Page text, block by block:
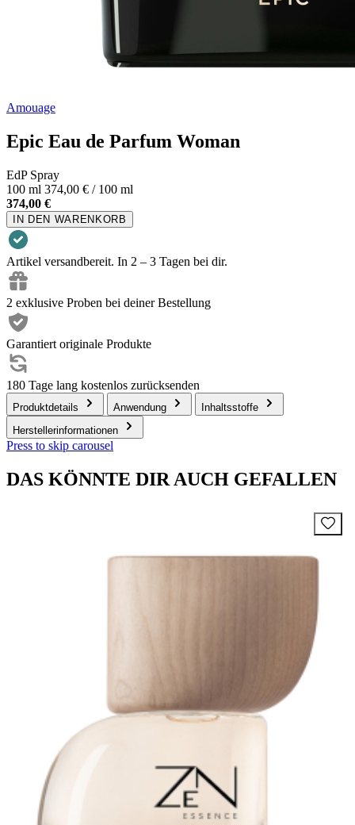
Amouage
Epic Eau de Parfum Woman
EdP Spray
100 ml 374,00 € / 100 ml
374,00 €
IN DEN WARENKORB
Artikel versandbereit. In 2 – 3 Tagen bei dir.
2 exklusive Proben bei deiner Bestellung
Garantiert originale Produkte
180 Tage lang kostenlos zurücksenden
Produktdetails Anwendung
Inhaltsstoffe
Herstellerinformationen
Press to skip carousel
DAS KÖNNTE DIR AUCH GEFALLEN